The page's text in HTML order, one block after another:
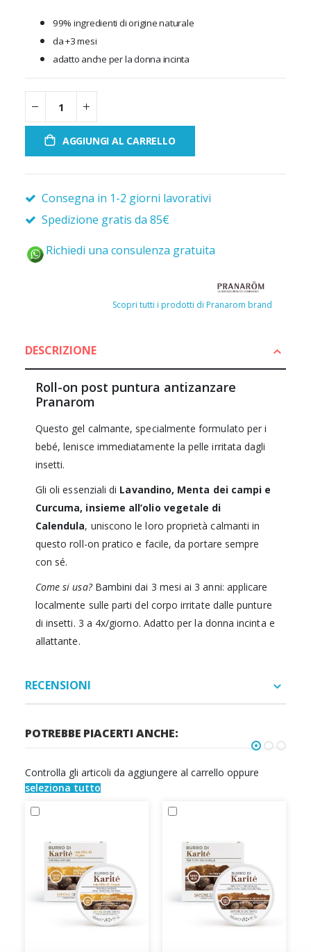
99% ingredienti di origine naturale
da +3 mesi
adatto anche per la donna incinta
AGGIUNGI AL CARRELLO
Consegna in 1-2 giorni lavorativi
Spedizione gratis da 85€
Richiedi una consulenza gratuita
Scopri tutti i prodotti di Pranarom brand
DESCRIZIONE
Roll-on post puntura antizanzare
Pranarom
Questo gel calmante, specialmente formulato per i
bebé, lenisce immediatamente la pelle irritata dagli
insetti.
Gli oli essenziali di Lavandino, Menta dei campi e
Curcuma, insieme all’olio vegetale di
Calendula, uniscono le loro proprietà calmanti in
questo roll-on pratico e facile, da portare sempre
con sé.
Come si usa?Bambini dai 3 mesi ai 3 anni: applicare
localmente sulle parti del corpo irritate dalle punture
di insetti. 3 a 4x/giorno. Adatto per la donna incinta e
allattante.
RECENSIONI
POTREBBE PIACERTI ANCHE:
Controlla gli articoli da aggiungere al carrello oppure
seleziona tutto